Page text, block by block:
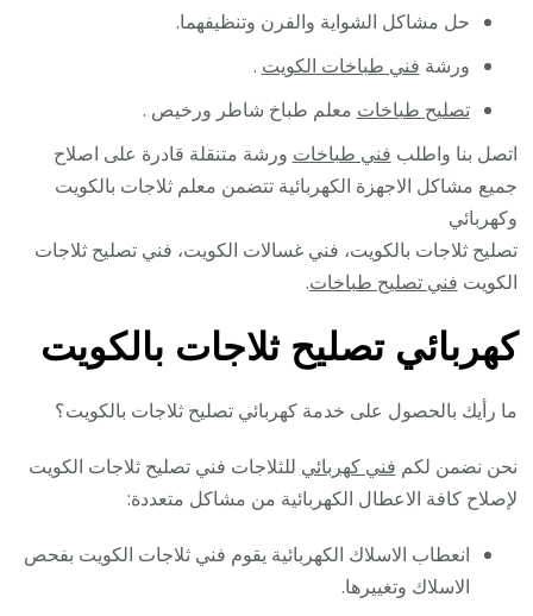
حل مشاكل الشواية والفرن وتنظيفهما.
ورشة فني طباخات الكويت .
تصليح طباخات معلم طباخ شاطر ورخيص .
اتصل بنا واطلب فني طباخات ورشة متنقلة قادرة على اصلاح
جميع مشاكل الاجهزة الكهربائية تتضمن معلم ثلاجات بالكويت
وكهربائي
تصليح ثلاجات بالكويت، فني غسالات الكويت، فني تصليح ثلاجات
الكويت فني تصليح طباخات.
كهربائي تصليح ثلاجات بالكويت
ما رأيك بالحصول على خدمة كهربائي تصليح ثلاجات بالكويت؟
نحن نضمن لكم فني كهربائي للثلاجات فني تصليح ثلاجات الكويت
لإصلاح كافة الاعطال الكهربائية من مشاكل متعددة:
انعطاب الاسلاك الكهربائية يقوم فني ثلاجات الكويت بفحص
الاسلاك وتغييرها.